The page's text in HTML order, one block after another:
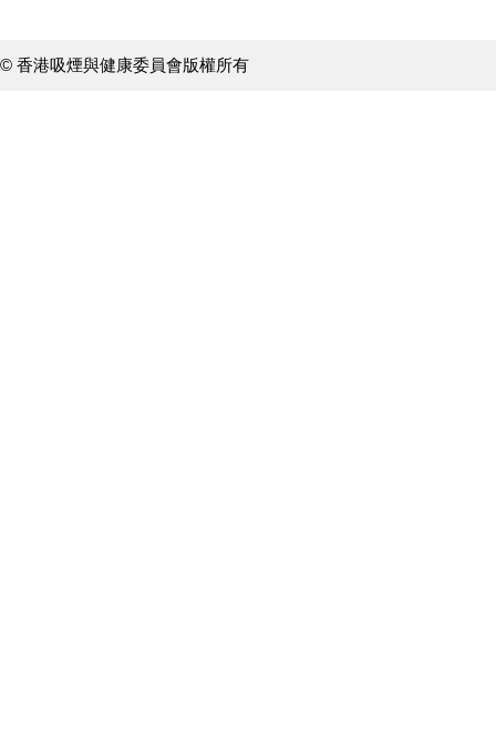
© 香港吸煙與健康委員會版權所有